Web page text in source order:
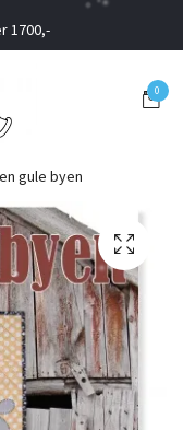
1700,-
0
gule byen